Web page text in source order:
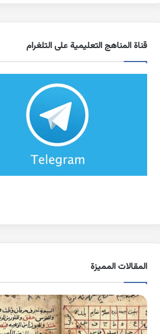
قناة المناهج التعليمية على التلغرام
المقالات المميزة
اسماء
الجن
في